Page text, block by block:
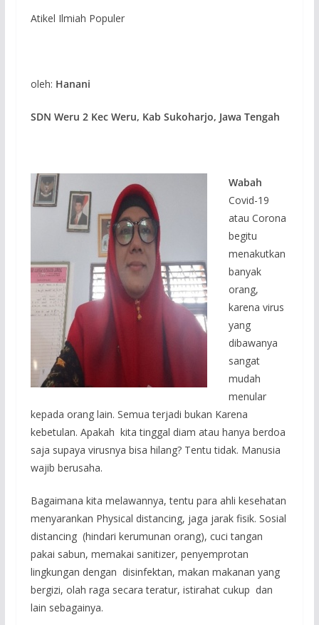
Atikel Ilmiah Populer
oleh: Hanani
SDN Weru 2 Kec Weru, Kab Sukoharjo, Jawa Tengah
Wabah
Covid-19
atau Corona
begitu
menakutkan
banyak
orang,
karena virus
yang
dibawanya
sangat
mudah
menular
kepada orang lain. Semua terjadi bukan Karena
kebetulan. Apakah kita tinggal diam atau hanya berdoa
saja supaya virusnya bisa hilang? Tentu tidak. Manusia
wajib berusaha.
Bagaimana kita melawannya, tentu para ahli kesehatan
menyarankan Physical distancing, jaga jarak fisik. Sosial
distancing (hindari kerumunan orang), cuci tangan
pakai sabun, memakai sanitizer, penyemprotan
lingkungan dengan disinfektan, makan makanan yang
bergizi, olah raga secara teratur, istirahat cukup dan
lain sebagainya.